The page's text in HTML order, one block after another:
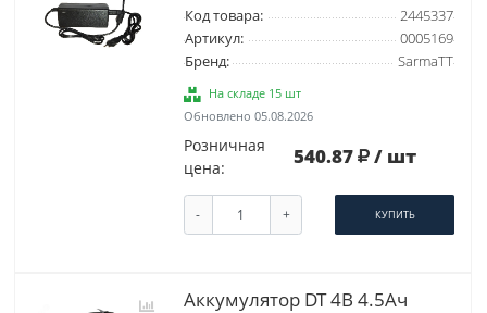
Код товара:
2445337
Артикул:
0005169
Бренд:
SarmaTT
На складе 15 шт
Обновлено 05.08.2026
Розничная
цена:
540.87 / шт
- + КУПИТЬ
Аккумулятор DT 4В 4.5Ач